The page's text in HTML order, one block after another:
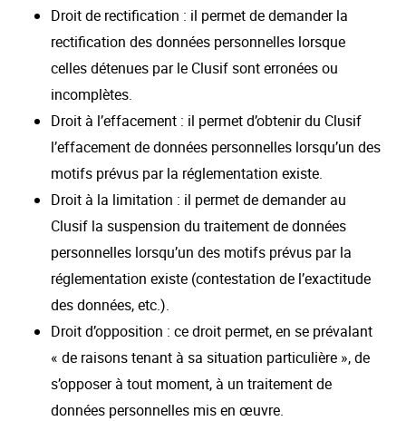
Droit de rectification : il permet de demander la
rectification des données personnelles lorsque
celles détenues par le Clusif sont erronées ou
incomplètes.
Droit à l’effacement : il permet d’obtenir du Clusif
l’effacement de données personnelles lorsqu’un des
motifs prévus par la réglementation existe.
Droit à la limitation : il permet de demander au
Clusif la suspension du traitement de données
personnelles lorsqu’un des motifs prévus par la
réglementation existe (contestation de l’exactitude
des données, etc.).
Droit d’opposition : ce droit permet, en se prévalant
« de raisons tenant à sa situation particulière », de
s’opposer à tout moment, à un traitement de
données personnelles mis en œuvre.